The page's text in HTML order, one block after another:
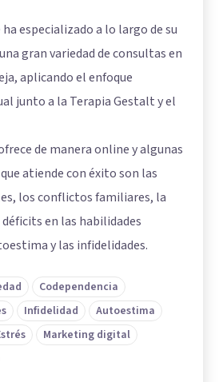
especializado a lo largo de su
gran variedad de consultas en
aplicando el enfoque
junto a la Terapia Gestalt y el
de manera online y algunas
atiende con éxito son las
los conflictos familiares, la
en las habilidades
y las infidelidades.
Codependencia
Infidelidad
Autoestima
Marketing digital